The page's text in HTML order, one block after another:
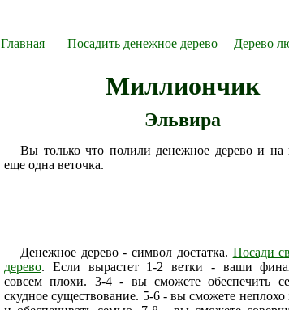
Главная Посадить денежное дерево Дерево
Миллиончик
Эльвира
Вы только что полили денежное дерево и на
еще одна веточка.
Денежное дерево - символ достатка. Посади
дерево. Если вырастет 1-2 ветки - ваши
совсем плохи. 3-4 - вы сможете обеспечить
скудное существование. 5-6 - вы сможете неплохо